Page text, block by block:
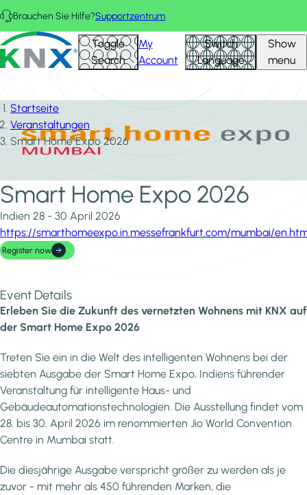
Direkt zum Inhalt
Brauchen Sie Hilfe?Supportzentrum
KNX - Homepage Toggle
Search
My
Account
Switch
Language
Show
menu
Startseite
Veranstaltungen
Smart Home Expo 2026
Smart Home Expo 2026
Indien 28 - 30 April 2026
https://smarthomeexpo.in.messefrankfurt.com/mumbai/
Register now
Event Details
Erleben Sie die Zukunft des vernetzten Wohnens mit KNX auf
der Smart Home Expo 2026
Treten Sie ein in die Welt des intelligenten Wohnens bei der
siebten Ausgabe der Smart Home Expo, Indiens führender
Veranstaltung für intelligente Haus- und
Gebäudeautomationstechnologien. Die Ausstellung findet vom
28. bis 30. April 2026 im renommierten Jio World Convention
Centre in Mumbai statt.
Die diesjährige Ausgabe verspricht größer zu werden als je
zuvor - mit mehr als 450 führenden Marken, die